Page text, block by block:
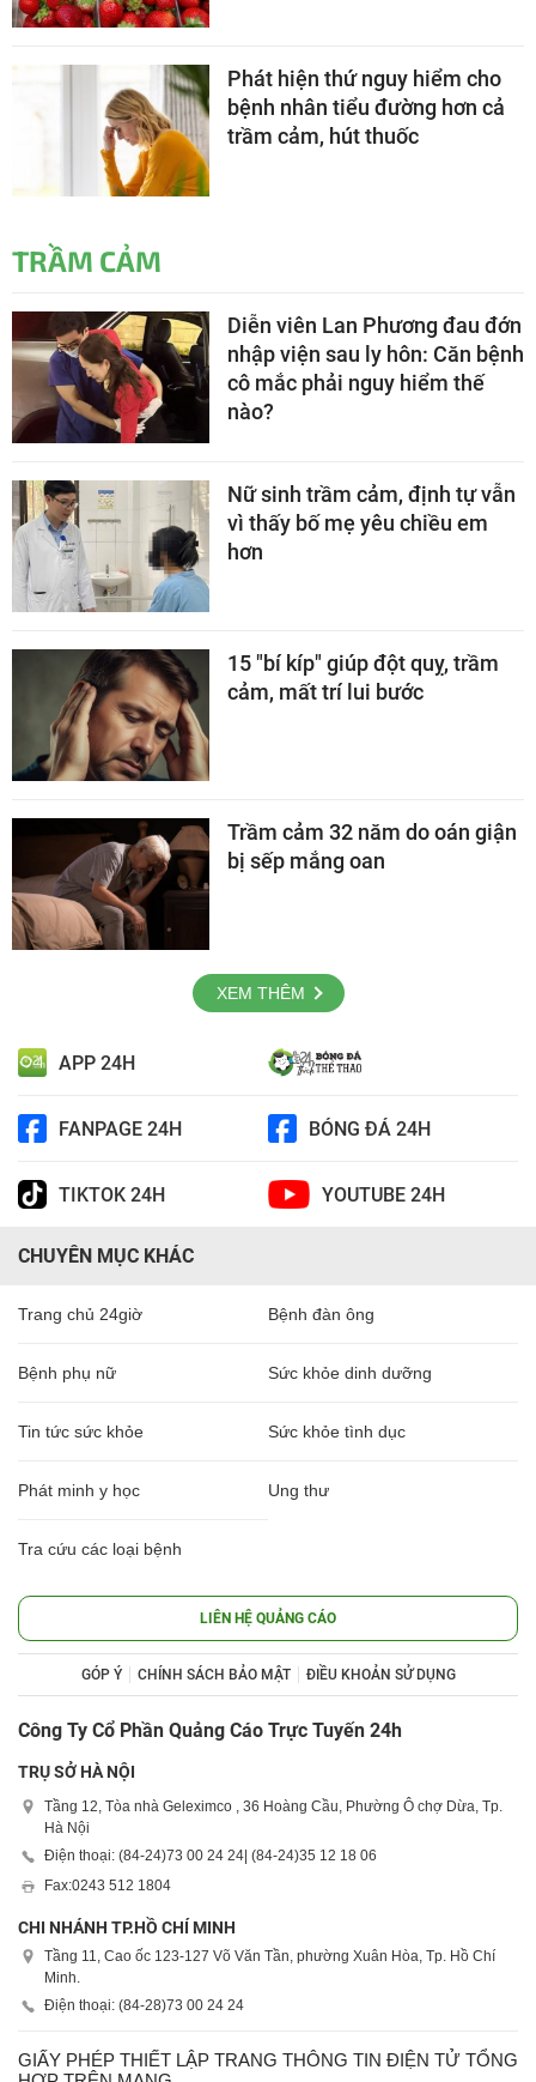
Phát hiện thứ nguy hiểm cho
bệnh nhân tiểu đường hơn cả
trầm cảm, hút thuốc
TRẦM CẢM
Diễn viên Lan Phương đau đớn
nhập viện sau ly hôn: Căn bệnh
cô mắc phải nguy hiểm thế
nào?
Nữ sinh trầm cảm, định tự vẫn
vì thấy bố mẹ yêu chiều em
hơn
15 "bí kíp" giúp đột quỵ, trầm
cảm, mất trí lui bước
Trầm cảm 32 năm do oán giận
bị sếp mắng oan
XEM THÊM
APP 24H
FANPAGE 24H BÓNG ĐÁ 24H
TIKTOK 24H YOUTUBE 24H
CHUYÊN MỤC KHÁC
Trang chủ 24giờ Bệnh đàn ông
Bệnh phụ nữ Sức khỏe dinh dưỡng
Tin tức sức khỏe Sức khỏe tình dục
Phát minh y học Ung thư
Tra cứu các loại bệnh
LIÊN HỆ QUẢNG CÁO
GÓP Ý CHÍNH SÁCH BẢO MẬT ĐIỀU KHOẢN SỬ DỤNG
Công Ty Cổ Phần Quảng Cáo Trực Tuyến 24h
TRỤ SỞ HÀ NỘI
Tầng 12, Tòa nhà Geleximco , 36 Hoàng Cầu, Phường Ô chợ Dừa, Tp.
Hà Nội
Điện thoại: (84-24)73 00 24 24 | (84-24)35 12 18 06
Fax:0243 512 1804
CHI NHÁNH TP.HỒ CHÍ MINH
Tầng 11, Cao ốc 123-127 Võ Văn Tần, phường Xuân Hòa, Tp. Hồ Chí
Minh.
Điện thoại: (84-28)73 00 24 24
GIẤY PHÉP THIẾT LẬP TRANG THÔNG TIN ĐIỆN TỬ TỔNG